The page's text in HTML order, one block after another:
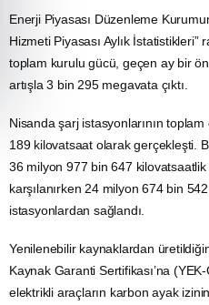
EnerjiPiyasası Düzenleme
Hizmeti Piyasası Aylık
toplam kurulu gücü, geçen ay bir
artışla 3 bin 295 megavata çıktı.
Nisanda şarj istasyonlarının toplam
189 kilovatsaat olarak gerçekleşti.
36 milyon 977 bin 647 kilovatsaatlik
karşılanırken 24 milyon 674 bin
istasyonlardan sağlandı.
Yenilenebilir kaynaklardan
Kaynak Garanti Sertifikası’na
elektrikli araçların karbon ayak